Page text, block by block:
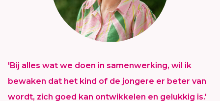
'Bij alles wat we doen in samenwerking, wil ik
bewaken dat het kind of de jongere er beter van
wordt, zich goed kan ontwikkelen en gelukkig is.'